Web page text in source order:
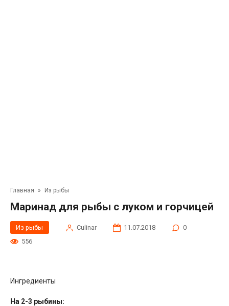
Главная » Из рыбы
Маринад для рыбы с луком и горчицей
Из рыбы Сulinar 11.07.2018
0
556
Ингредиенты
На 2-3 рыбины: